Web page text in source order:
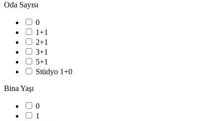
Oda Sayısı
0
1+1
2+1
3+1
5+1
Stüdyo 1+0
Bina Yaşı
0
1